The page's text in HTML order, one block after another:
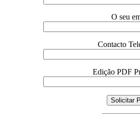
O seu
Contacto
Edição PDF